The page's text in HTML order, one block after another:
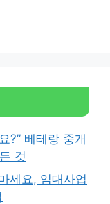
?” 베테랑 중개
것
세요, 임대사업